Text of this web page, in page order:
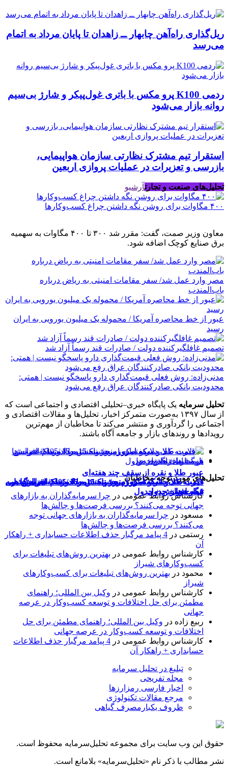
ریل‌گذاری راه‌آهن چابهار ــ زاهدان تا پایان مرداد به اتمام
می‌رسد
ردمی K100 پرو مکس با باتری غول‌پیکر و شارژ بی‌سیم
روانه بازار می‌شود
استقرار تیم مشترک نظارتی سازمان هواپیمایی،
بازرسی و تعزیرات در عملیات پروازی اربعین
تحلیل‌های صنعت و تجارتآرشیو
۴۰۰ مگاوات برای روشن نگه داشتن چراغ کسب‌وکار‌ها
معاون وزیر صمت، گفت: مقرر شد ۳۰۰ تا ۴۰۰ مگاوات به سهمیه
برق صنایع کوچک اضافه شود.
مصر وارد عمل شد/ سفر مقامات امنیتی به ریاض درباره
باب‌المندب
عبور از خط محاصره آمریکا / محموله یک میلیون یورویی به ایران
رسید
تصمیم غافلگیرکننده دولت / صادرات قند رسماً آزاد شد
مدنی‌زاده: روش فعلی قیمت‌گذاری دارو پاسخگو نیست | همتی:
محدودیت بانکی صادرکنندگان عراق رفع می‌شود
تحلیل سرمایه یک پایگاه خبری–تحلیلی اقتصادی و اجتماعی است که
از سال ۱۳۹۷ به‌صورت متمرکز اخبار، تحلیل‌ها و مقالات اقتصادی و
اجتماعی را گردآوری و منتشر می‌کند تا مخاطبان از مهم‌ترین
رویدادها و روندهای بازار و جامعه آگاه باشند.
قیمت طلا، دلار و سکه امروز پنجشنبه 15مرداد/ افزایش
قیمت ها + جدول
قیمت طلا و سکه امروز پنجشنبه 15مرداد 1405/ افزایش همه
قیمت ها + جدول
قیمت طلا و سکه امروز پنجشنبه 15مرداد/ تمام قیمت ها بر
مدار افزایش + جدول
دلار به کف سه‌هفته‌ای رسید/ واکنش طلا و سکه به بازگشایی
تنگه هرمز
عبور طلا و نقره از سقف چند هفته‌ای
تحلیل‌های مورد توجه مخاطبان
کارشناس روابط عمومی در چرا سرمایه‌گذاران به بازارهای
جهانی توجه می‌کنند؟ بررسی فرصت‌ها و چالش‌ها
مسعود در چرا سرمایه‌گذاران به بازارهای جهانی توجه
می‌کنند؟ بررسی فرصت‌ها و چالش‌ها
رستمی در
4 پیامد مرگبار حذف اطلاعات حسابداری + راهکار
آن
کارشناس روابط عمومی در بهترین روش‌های تبلیغات برای
کسب‌وکارهای شیراز
محمود در بهترین روش‌های تبلیغات برای کسب‌وکارهای
شیراز
کارشناس روابط عمومی در وکیل بین المللی؛ راهنمای
مطمئن برای حل اختلافات و توسعه کسب‌وکار در عرصه
جهانی
ربیع زاده در وکیل بین المللی؛ راهنمای مطمئن برای حل
اختلافات و توسعه کسب‌وکار در عرصه جهانی
کارشناس روابط عمومی در
4 پیامد مرگبار حذف اطلاعات
حسابداری + راهکار آن
تبلیغ در تحلیل سرمایه
مجله تفریحی
اخبار فارسی رمزارزها
مرجع مقالات تکنولوژی
ظروف یکبارمصرف گیاهی
حقوق این وب سایت برای مجموعه تحلیل‌سرمایه محفوظ است.
نشر مطالب با ذکر نام «تحلیل‌سرمایه» بلامانع است.